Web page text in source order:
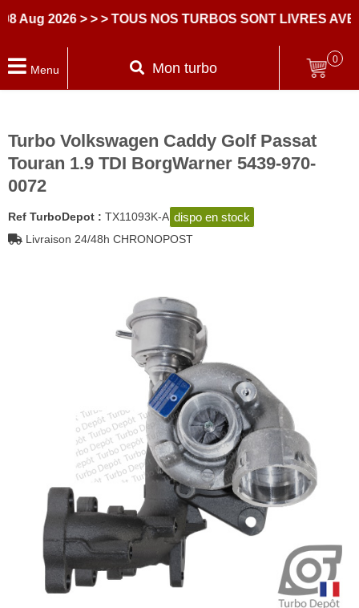
2026 > > > TOUS NOS TURBOS SONT LIVRES AVEC
Menu Mon turbo
0
Turbo Volkswagen Caddy Golf Passat
Touran 1.9 TDI BorgWarner 5439-970-
0072
Ref TurboDepot : TX11093K-A dispo en stock
Livraison 24/48h CHRONOPOST